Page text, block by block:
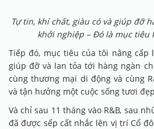
Tự tin, khí chất, giàu có và giúp đỡ
khởi nghiệp – Đó là mục tiêu
Tiếp đó, mục tiêu của tôi nâng cấp
giúp đỡ và lan tỏa tới hàng ngàn
cùng thương mại di động và cùng
và tận hưởng một cuộc sống tươi
Và chỉ sau 11 tháng vào R&B, sau
đã được sếp cất nhắc lên vị trí Cổ